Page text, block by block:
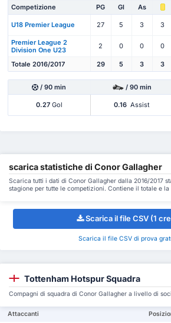
Competizione PG Gl As
U18 Premier League 27 5 3 3
Premier League 2
Division One U23
2 0 0 0
Totale 2016/2017 29 5 3 3
/ 90 min / 90 min
0.27Gol 0.16 Assist
scarica statistiche di Conor Gallagher
Scarica tutti i dati di Conor Gallagher dalla 2016/2017
stagione per tutte le competizioni. Contiene il totale e la
Scarica il file CSV (1
Scarica il file CSV di prova
Tottenham Hotspur Squadra
Compagni di squadra di Conor Gallagher a livello di
Attaccanti